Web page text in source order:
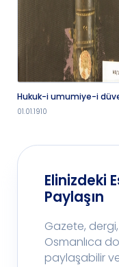
Hukuk-i umumiye-i
dördüncü kısım
01.01.1910
Elinizdeki
Paylaşın
Gazete,
Osmanlıca
paylaşabilir